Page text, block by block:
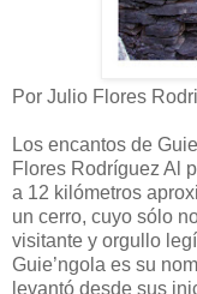
Por Julio Flores
Los encantos de Guie’ngola El soñador de milagros Julio Flores Rodríguez Al poniente de la ciudad de Tehuantepec, a 12 kilómetros aproximadamente, se levanta majestuoso un cerro, cuyo sólo nombre es motivo de curiosidad para el visitante y orgullo legítimo de la nación zapoteca. Guie’ngola es su nombre, testigo mudo de una raza que se levantó desde sus inicios, orgulloso, amante de sus cosas, de sus costumbres, de su cultura, de su idioma, pienso que va apuntando al infinito y puntal inquebrantable para las demás naciones indígenas. La nación zapoteca, sus leyendas bien cultivadas, aunado a su música casi celeste, forman un conjunto armonioso que hacen vibrar al espíritu hacia lo sublime. Guie’ngola, un cerro escabroso que infunde miedo al profano, es el eje de este trabajo literario. Muchas personas han tenido la oportunidad de ver con sus propios ojos las ruinas ahí existentes. Algunas por curiosidad, otras movidas a investigaciones superfluas, y otras, finalmente, en busca de objetos de barro, tanguyú, dirían los propios zapotecos en su milenario idioma materno, para después venderlo al gringo y a un muy buen precio. Aquí nadie ha denunciado el continuo saqueo y la profanación de tumbas. En este lugar histórico existen pirámides, fortalezas, puntos de observación, trincheras, túneles interminables, sepulturas misteriosas de personajes importantes, sobre todo guerreros, pasadizos secretos, depósito de armas antiguas, sistemas de almacenamiento de aguas y conservación de peces vivos por un prolongado tiempo, etc., etc., el ojo ve, la mente comprende, pero la mano se niega a describir. El 18 de febrero de 1965, fui invitado por unos amigos a una excursión a las ruinas de Guie’ngola. Como todo hombre amante de la cultura , acepté gustoso, para saber un poco de lo mucho que nos han dejado nuestros antepasados indígenas, pero no imaginé siquiera la experiencia que llevaría. Hicimos provisiones para cinco días de estancia, suficientes para saciar nuestra curiosidad. Son las 5 de la mañana y ya estábamos en el punto llamado Las Pilas, entrando por Santa María Mixtequilla, precisamente al pie del cerro Guie’ngola. El viaje a pie es siempre penoso y el ascenso es agotador. Comenzamos cuesta arriba sin los primeros rayos solares, no más de 20 metros se vislumbra apenas una vereda sinuosa. Entre pláticas de coas del pasado y chistes de mal gusto aveces, fuimos avanzando. Cuando los primeros rayos solares asomaron por la línea del Océano Pacífico ya habíamos ganado terreno. Faltando un mes para la muerte del invierno, los árboles todavía duermen desnudos, y a estas horas de la mañana, se dan por desentendido de nuestra presencia. Subir, subir y subir, creo que fue un deleite para nuestros antepasados indígenas, como que en las altas cumbres, los secretos se guardan mejor, o quizás porque las alturas están más cerca del cielo y desde donde se ven el brillar de las estrellas en todo su esplendor. El silencio es absoluto, ningún ave canoro, ningún reptil a la vista, y menos algún mamífero impertinente se ven por esos lugares. El almuerzo lo hacemos sobre la marcha, es urgente avanzar. Cuando llega el medio día, aprovechamos para descansar un poco y llevarnos un taco a la boca. Nuestras ansias eran llegar cuanto antes a la cima de Gui´engola, objetivo de nuestra misión. Después de 15 horas de ascenso por pendientes de pura roca y a través de un monte espeso y tupido, tratando de impedir siempre nuestro paso, al fin pudimos llegar al punto fijado. No nos importó la noche, pues solo así y después de15 horas de subir y subir, pudimos llegar a lo más alto de